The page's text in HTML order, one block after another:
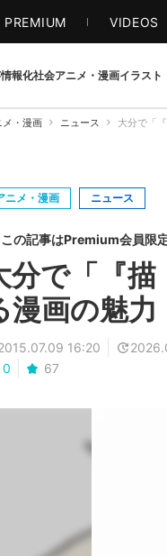
PREMIUM VIDEOS
情報化社会アニメ・漫画イラスト
メ・漫画 ニュース 大分で「
ニメ・漫画 ニュース
この記事はPremium会員限
分で「『描
漫画の魅力
16:20
0
67